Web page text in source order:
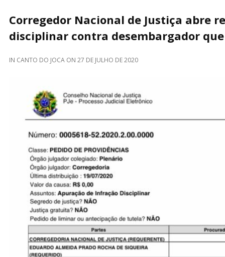
Corregedor Nacional de Justiça abre
disciplinar contra desembargador
IN CANTO DO JOCA ON 27 DE JULHO DE 2020